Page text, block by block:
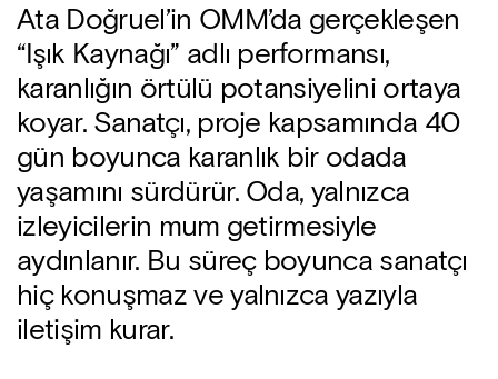
Ata Doğruel’in OMM’da gerçekleşen
“Işık Kaynağı” adlı performansı,
karanlığın örtülü potansiyelini ortaya
koyar. Sanatçı, proje kapsamında 40
gün boyunca karanlık bir odada
yaşamını sürdürür. Oda, yalnızca
izleyicilerin mum getirmesiyle
aydınlanır. Bu süreç boyunca sanatçı
hiç konuşmaz ve yalnızca yazıyla
iletişim kurar.